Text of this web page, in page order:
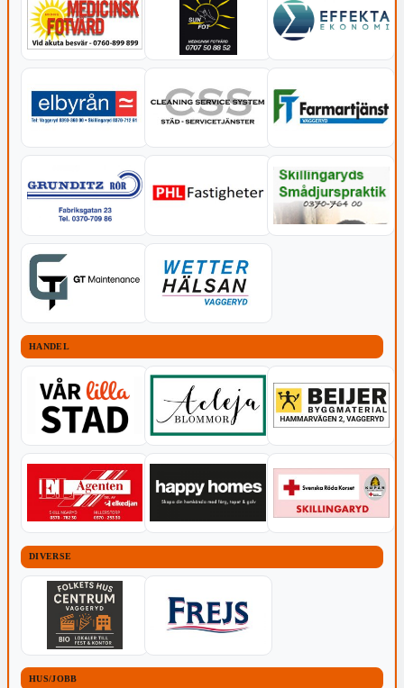
HANDEL
DIVERSE
HUS/JOBB